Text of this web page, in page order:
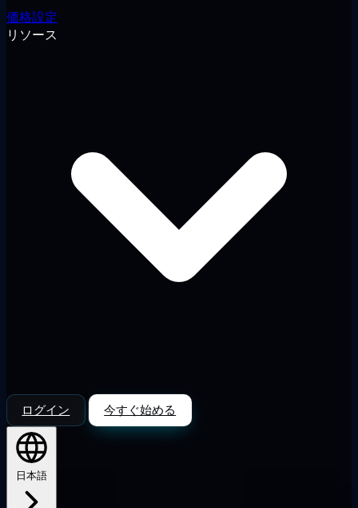
価格設定
リソース
ログイン 今すぐ始める
日本語